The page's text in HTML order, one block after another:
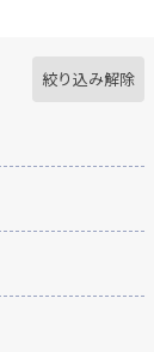
絞り込み解除